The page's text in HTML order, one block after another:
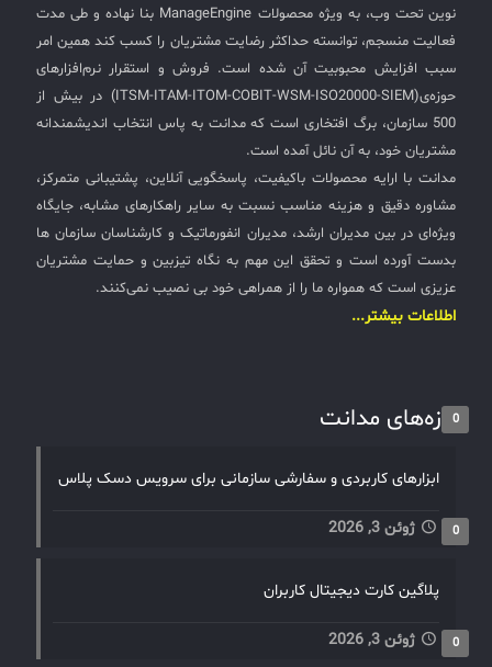
نوین تحت وب، به ویژه محصولات ManageEngine بنا نهاده و طی مدت
فعالیت منسجم، توانسته حداکثر رضایت مشتریان را کسب کند همین امر
سبب افزایش محبوبیت آن شده است. فروش و استقرار نرم‌افزارهای
حوزه‌ی(ITSM-ITAM-ITOM-COBIT-WSM-ISO20000-SIEM) در بیش از
500 سازمان، برگ افتخاری است که مدانت به پاس انتخاب اندیشمندانه
مشتریان خود، به آن نائل آمده است.
مدانت با ارایه محصولات باکیفیت، پاسخگویی آنلاین، پشتیبانی متمرکز،
مشاوره دقیق و هزینه مناسب نسبت به سایر راهکارهای مشابه، جایگاه
ویژه‌ای در بین مدیران ارشد، مدیران انفورماتیک و کارشناسان سازمان ها
بدست آورده است و تحقق این مهم به نگاه تیزبین و حمایت مشتریان
عزیزی است که همواره ما را از همراهی خود بی نصیب نمی‌کنند.
اطلاعات بیشتر...
تازه‌های مدانت0
ابزارهای کاربردی و سفارشی سازمانی برای سرویس دسک پلاس
ژوئن 3, 2026 0
پلاگین کارت دیجیتال کاربران
ژوئن 3, 2026 0